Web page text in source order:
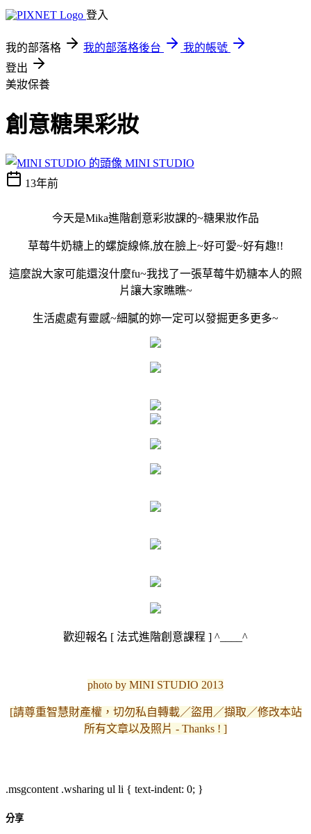
登入
我的部落格 我的部落格後台
我的帳號
登出
美妝保養
創意糖果彩妝
MINI STUDIO
13年前
今天是Mika進階創意彩妝課的~糖果妝作品
草莓牛奶糖上的螺旋線條,放在臉上~好可愛~好有趣!!
這麼說大家可能還沒什麼fu~我找了一張草莓牛奶糖本人的照
片讓大家瞧瞧~
生活處處有靈感~細膩的妳一定可以發掘更多更多~
歡迎報名 [ 法式進階創意課程 ] ^____^
photo by MINI STUDIO 2013
[請尊重智慧財產權，切勿私自轉載／盜用／擷取／修改本站
所有文章以及照片 - Thanks ! ]
.msgcontent .wsharing ul li { text-indent: 0; }
分享